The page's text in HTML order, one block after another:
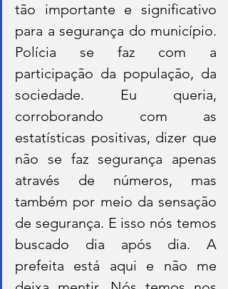
tão importante e significativo
para a segurança do município.
Polícia se faz com a
participação da população, da
sociedade. Eu queria,
corroborando com as
estatísticas positivas, dizer que
não se faz segurança apenas
através de números, mas
também por meio da sensação
de segurança. E isso nós temos
buscado dia após dia. A
prefeita está aqui e não me